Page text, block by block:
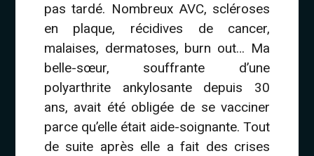
pas tardé. Nombreux AVC, scléroses
en plaque, récidives de cancer,
malaises, dermatoses, burn out… Ma
belle-sœur, souffrante d’une
polyarthrite ankylosante depuis 30
ans, avait été obligée de se vacciner
parce qu’elle était aide-soignante. Tout
de suite après elle a fait des crises